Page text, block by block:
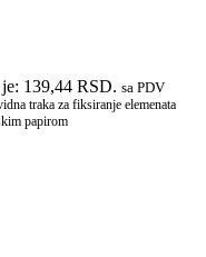
139,44 RSD. sa PDV
traka za fiksiranje elemenata
papirom